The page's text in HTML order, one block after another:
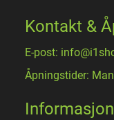
Kontakt &
E-post:
Åpningstider:
Informasjon